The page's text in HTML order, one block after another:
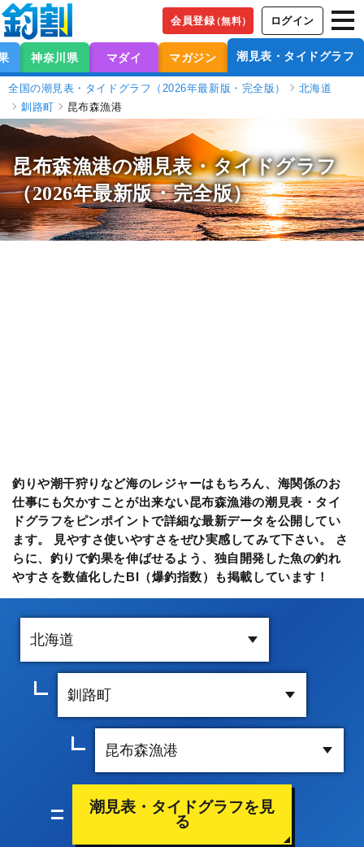
会員登録（無料） ログイン
神奈川県 マダイ マガジン 潮見表・タイドグラフ
全国の潮見表・タイドグラフ（2026年最新版・完全版）
北海道
釧路町
昆布森漁港
昆布森漁港の潮見表・タイドグラフ
（2026年最新版・完全版）
釣りや潮干狩りなど海のレジャーはもちろん、海関係のお
仕事にも欠かすことが出来ない昆布森漁港の潮見表・タイ
ドグラフをピンポイントで詳細な最新データを公開してい
ます。 見やすさ使いやすさをぜひ実感してみて下さい。 さ
らに、釣りで釣果を伸ばせるよう、独自開発した魚の釣れ
やすさを数値化したBI（爆釣指数）も掲載しています！
潮見表・タイドグラフを見
る